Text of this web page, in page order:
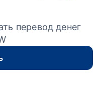
перевод денег